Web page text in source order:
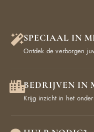
SPECIAAL IN
Ontdek de verborgen
BEDRIJVEN IN
Krijg inzicht in het